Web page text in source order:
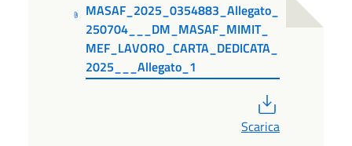
MASAF_2025_0354883_Allegato_
250704___DM_MASAF_MIMIT_
MEF_LAVORO_CARTA_DEDICATA_
2025___Allegato_1
Scarica